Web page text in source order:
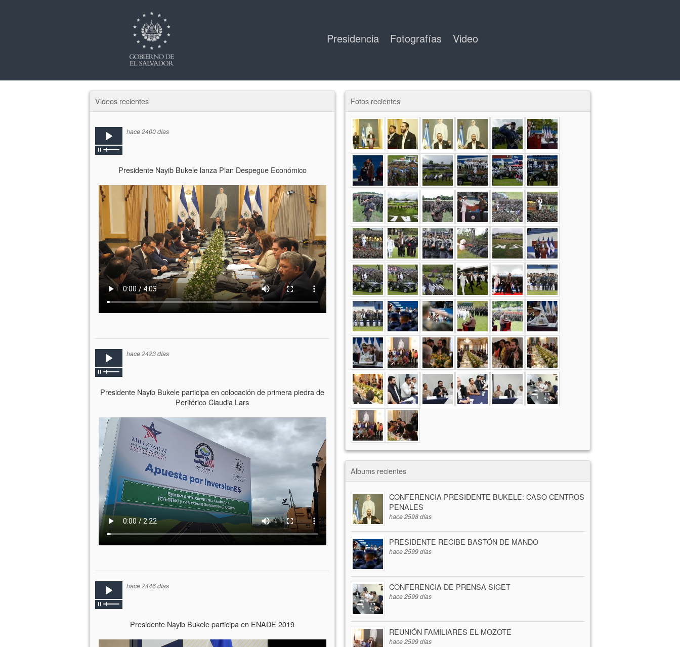
Presidencia Fotografías Video
Videos recientes
hace 2400 días
Presidente Nayib Bukele lanza Plan Despegue Económico
hace 2423 días
Presidente Nayib Bukele participa en colocación de primera piedra de
Periférico Claudia Lars
hace 2446 días
Presidente Nayib Bukele participa en ENADE 2019
Fotos recientes
Albums recientes
CONFERENCIA PRESIDENTE BUKELE: CASO CENTROS
PENALES
hace 2598 días
PRESIDENTE RECIBE BASTÓN DE MANDO
hace 2599 días
CONFERENCIA DE PRENSA SIGET
hace 2599 días
REUNIÓN FAMILIARES EL MOZOTE
hace 2599 días